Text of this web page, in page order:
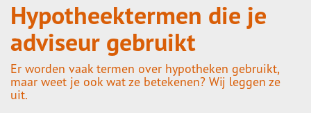
Hypotheektermen die je
adviseur gebruikt
Er worden vaak termen over hypotheken gebruikt,
maar weet je ook wat ze betekenen? Wij leggen ze
uit.